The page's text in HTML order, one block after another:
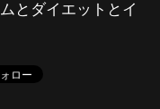
とダイエットとイ